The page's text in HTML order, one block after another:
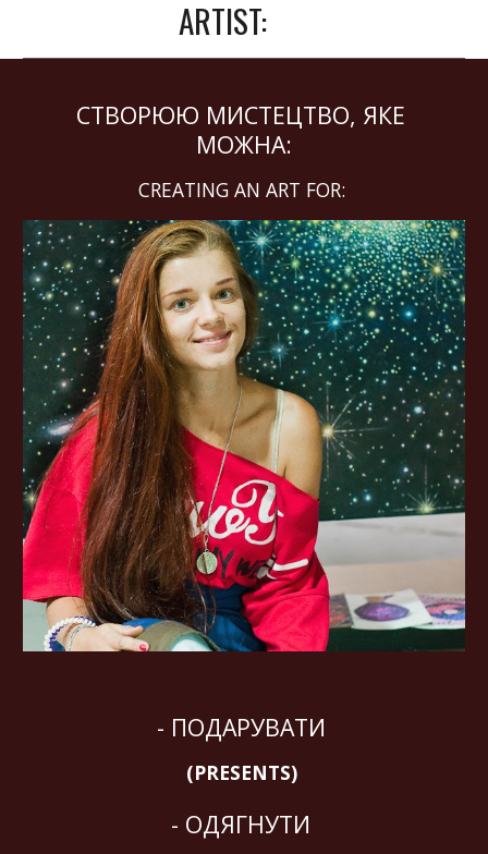
ARTIST:
СТВОРЮЮ МИСТЕЦТВО, ЯКЕ
МОЖНА:
CREATING AN ART FOR:
- ПОДАРУВАТИ
(PRESENTS)
- ОДЯГНУТИ